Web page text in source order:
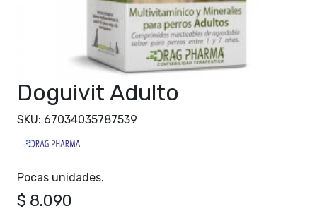
Doguivit Adulto
SKU: 67034035787539
Pocas unidades.
$ 8.090